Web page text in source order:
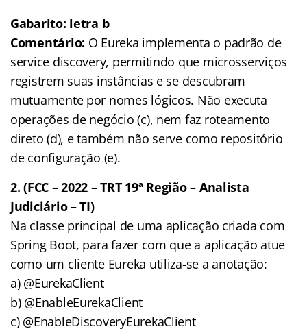
Gabarito: letra b
Comentário: O Eureka implementa o padrão de
service discovery, permitindo que microsserviços
registrem suas instâncias e se descubram
mutuamente por nomes lógicos. Não executa
operações de negócio (c), nem faz roteamento
direto (d), e também não serve como repositório
de configuração (e).
2. (FCC – 2022 – TRT 19ª Região – Analista
Judiciário – TI)
Na classe principal de uma aplicação criada com
Spring Boot, para fazer com que a aplicação atue
como um cliente Eureka utiliza-se a anotação:
a) @EurekaClient
b) @EnableEurekaClient
c) @EnableDiscoveryEurekaClient